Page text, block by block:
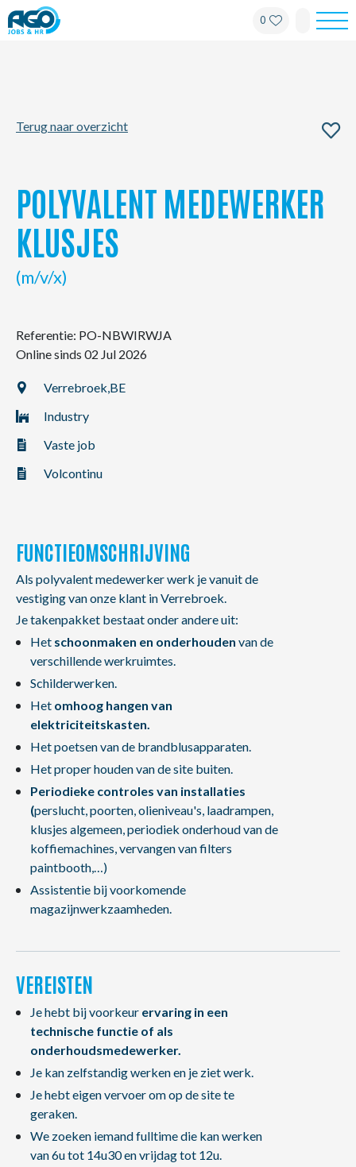
0
Kantoren
My AGO
NL FR EN
Terug naar overzicht
POLYVALENT MEDEWERKER
KLUSJES
(m/v/x)
Referentie: PO-NBWIRWJA
Online sinds 02 Jul 2026
Verrebroek,BE
Industry
Vaste job
Volcontinu
FUNCTIEOMSCHRIJVING
Als polyvalent medewerker werk je vanuit de
vestiging van onze klant in Verrebroek.
Je takenpakket bestaat onder andere uit:
Het schoonmaken en onderhouden van de
verschillende werkruimtes.
Schilderwerken.
Het omhoog hangen van
elektriciteitskasten.
Het poetsen van de brandblusapparaten.
Het proper houden van de site buiten.
Periodieke controles van installaties
(perslucht, poorten, olieniveau's, laadrampen,
klusjes algemeen, periodiek onderhoud van de
koffiemachines, vervangen van filters
paintbooth,…)
Assistentie bij voorkomende
magazijnwerkzaamheden.
VEREISTEN
Je hebt bij voorkeur ervaring in een
technische functie of als
onderhoudsmedewerker.
Je kan zelfstandig werken en je ziet werk.
Je hebt eigen vervoer om op de site te
geraken.
We zoeken iemand fulltime die kan werken
van 6u tot 14u30 en vrijdag tot 12u.